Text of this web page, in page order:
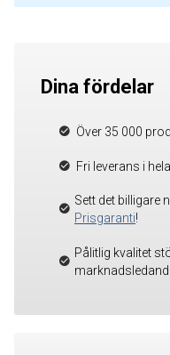
Dina fördelar
Över 35 000
Fri leverans i
Sett det billigare
Prisgaranti!
Pålitlig kvalitet